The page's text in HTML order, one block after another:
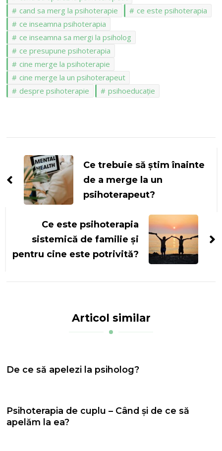
cand sa merg la psihoterapie
ce este psihoterapia
ce inseamna psihoterapia
ce inseamna sa mergi la psiholog
ce presupune psihoterapia
cine merge la psihoterapie
cine merge la un psihoterapeut
despre psihoterapie
psihoeducație
articole
Ce trebuie să știm înainte
de a merge la un
psihoterapeut?
Ce este psihoterapia
sistemică de familie și
pentru cine este potrivită?
Articol similar
De ce să apelezi la psiholog?
Psihoterapia de cuplu – Când și de ce să
apelăm la ea?